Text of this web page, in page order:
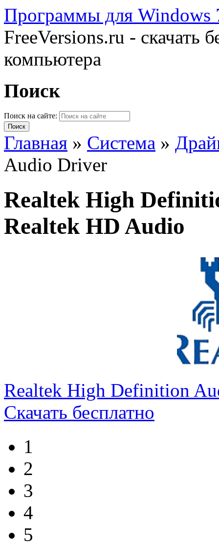
Программы для Windows
FreeVersions.ru - скачать
компьютера
Поиск
Поиск на сайте:
Главная » Система »
Audio Driver
Realtek High
Realtek HD Audio
Realtek High Definition
Скачать бесплатно
1
2
3
4
5